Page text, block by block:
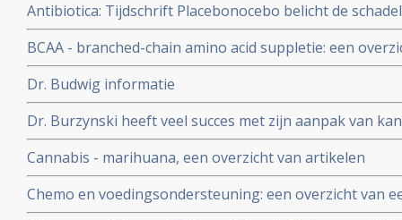
Antibiotica: Tijdschrift Placebonocebo belicht de
geeft ook informatie hoe je op natuurlijke wijze
BCAA - branched-chain amino acid suppletie: een
Dr. Budwig informatie
Dr. Burzynski heeft veel succes met zijn aanpak van
belangrijke publicaties over de methode van dr.
Cannabis - marihuana, een overzicht van artikelen
Chemo en voedingsondersteuning: een overzicht van